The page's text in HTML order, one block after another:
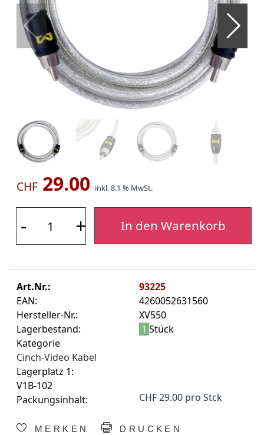
CHF 29.00 inkl. 8.1 % MwSt.
- + In den Warenkorb
Art.Nr.:
93225
EAN:
4260052631560
Hersteller-Nr.:
XV550
Lagerbestand:
1 Stück
Kategorie
Cinch-Video Kabel
Lagerplatz 1:
V1B-102
Packungsinhalt:
CHF 29.00 pro Stck
MERKEN DRUCKEN